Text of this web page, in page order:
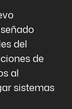
del
de
al
sistemas